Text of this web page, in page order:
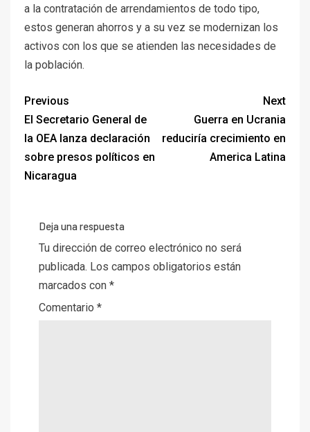
a la contratación de arrendamientos de todo tipo,
estos generan ahorros y a su vez se modernizan los
activos con los que se atienden las necesidades de
la población.
Previous
El Secretario General de
la OEA lanza declaración
sobre presos políticos en
Nicaragua
Next
Guerra en Ucrania
reduciría crecimiento en
America Latina
Deja una respuesta
Tu dirección de correo electrónico no será
publicada. Los campos obligatorios están
marcados con *
Comentario *